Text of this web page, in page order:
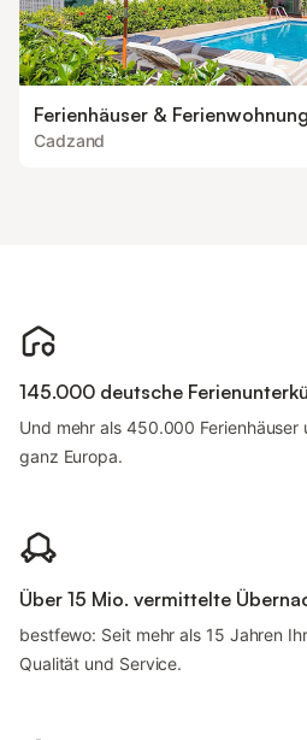
Ferienhäuser &
Cadzand
145.000 deutsche
Und mehr als 450.000 Ferienhäuser
ganz Europa.
Über 15 Mio. vermittelte
bestfewo: Seit mehr als 15 Jahren
Qualität und Service.